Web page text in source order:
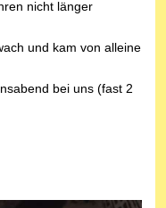
nicht länger
und kam von alleine
bei uns (fast 2